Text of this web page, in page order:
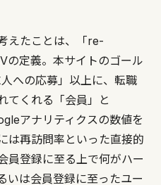
えたことは、「re-
定義。本サイトのゴール
への応募」以上に、転職
てくれる「会員」と
アナリティクスの数値を
は再訪問率といった直接的
員登録に至る上で何がハー
いは会員登録に至ったユー